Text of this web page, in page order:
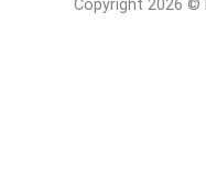
Copyright 2026 ©